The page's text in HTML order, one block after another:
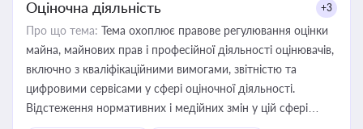
Оціночна діяльність +3
Про що тема: Тема охоплює правове регулювання оцінки
майна, майнових прав і професійної діяльності оцінювачів,
включно з кваліфікаційними вимогами, звітністю та
цифровими сервісами у сфері оціночної діяльності.
Відстеження нормативних і медійних змін у цій сфері